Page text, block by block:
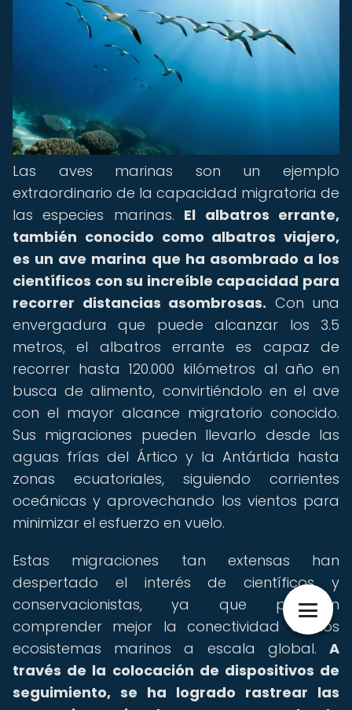
Las aves marinas son un ejemplo
extraordinario de la capacidad migratoria de
las especies marinas. El albatros errante,
también conocido como albatros viajero,
es un ave marina que ha asombrado a los
científicos con su increíble capacidad para
recorrer distancias asombrosas. Con una
envergadura que puede alcanzar los 3.5
metros, el albatros errante es capaz de
recorrer hasta 120.000 kilómetros al año en
busca de alimento, convirtiéndolo en el ave
con el mayor alcance migratorio conocido.
Sus migraciones pueden llevarlo desde las
aguas frías del Ártico y la Antártida hasta
zonas ecuatoriales, siguiendo corrientes
oceánicas y aprovechando los vientos para
minimizar el esfuerzo en vuelo.
Estas migraciones tan extensas han
despertado el interés de científicos y
conservacionistas, ya que permiten
comprender mejor la conectividad de los
ecosistemas marinos a escala global. A
través de la colocación de dispositivos de
seguimiento, se ha logrado rastrear las